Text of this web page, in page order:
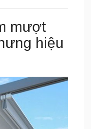
mượt
hiệu